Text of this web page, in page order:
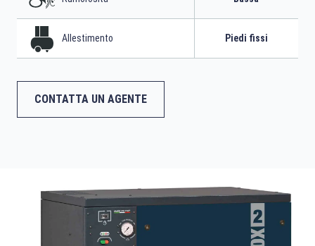
Allestimento Piedi fissi
CONTATTA UN AGENTE